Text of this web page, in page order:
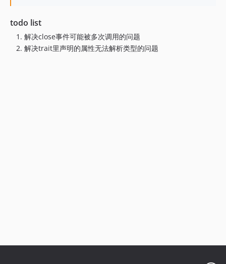
todo list
解决close事件可能被多次调用的问题
解决trait里声明的属性无法解析类型的问题